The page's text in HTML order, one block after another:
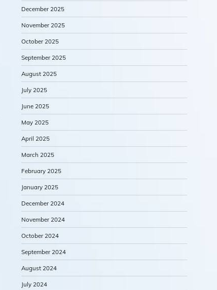
December 2025
November 2025
October 2025
September 2025
August 2025
July 2025
June 2025
May 2025
April 2025
March 2025
February 2025
January 2025
December 2024
November 2024
October 2024
September 2024
August 2024
July 2024